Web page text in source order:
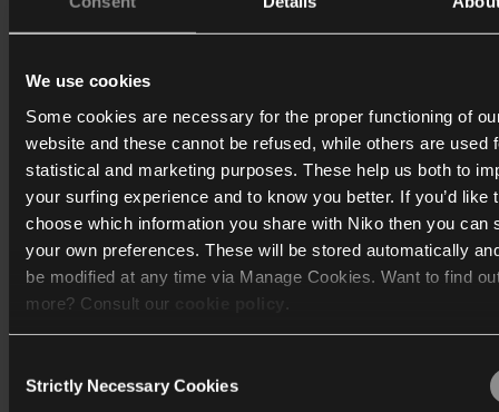
We use cookies
Some cookies are necessary for the proper functioning of
website and these cannot be refused, while others are used
statistical and marketing purposes. These help us both to
your surfing experience and to know you better. If you’d like
choose which information you share with Niko then you can
your own preferences. These will be stored automatically
be modified at any time via Manage Cookies. Want to find
more? Consult our
We work with40 third parties
who may receive and
Selection
Strictly Necessary Cookies
Download brochure
Mere om energibesparelser
Udforsk